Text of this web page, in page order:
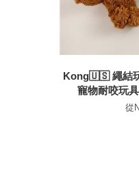
Kong🇺🇸 繩結
寵物耐咬玩
從